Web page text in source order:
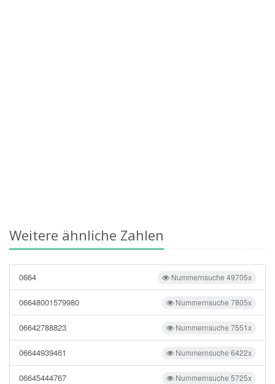
Weitere ähnliche Zahlen
Nummernsuche 49705x
0664
Nummernsuche 7805x
06648001579980
Nummernsuche 7551x
06642788823
Nummernsuche 6422x
06644939461
Nummernsuche 5725x
06645444767